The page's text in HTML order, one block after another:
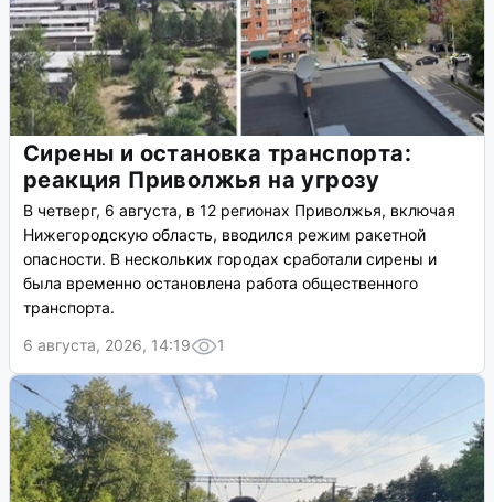
Сирены и остановка транспорта:
реакция Приволжья на угрозу
В четверг, 6 августа, в 12 регионах Приволжья, включая
Нижегородскую область, вводился режим ракетной
опасности. В нескольких городах сработали сирены и
была временно остановлена работа общественного
транспорта.
6 августа, 2026, 14:19
1